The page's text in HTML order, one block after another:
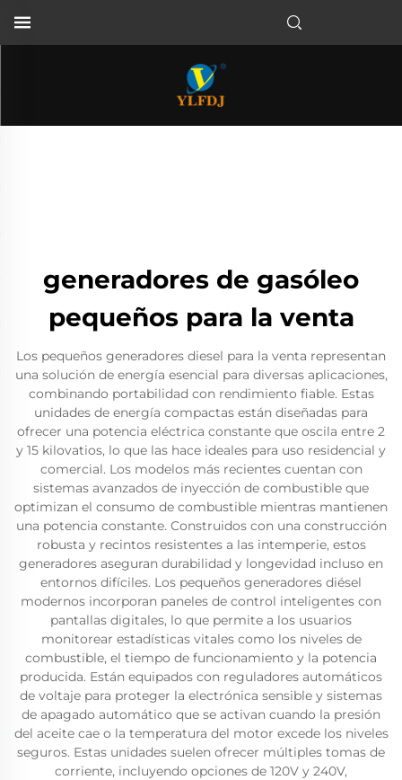
generadores de gasóleo
pequeños para la venta
Los pequeños generadores diesel para la venta representan
una solución de energía esencial para diversas aplicaciones,
combinando portabilidad con rendimiento fiable. Estas
unidades de energía compactas están diseñadas para
ofrecer una potencia eléctrica constante que oscila entre 2
y 15 kilovatios, lo que las hace ideales para uso residencial y
comercial. Los modelos más recientes cuentan con
sistemas avanzados de inyección de combustible que
optimizan el consumo de combustible mientras mantienen
una potencia constante. Construidos con una construcción
robusta y recintos resistentes a las intemperie, estos
generadores aseguran durabilidad y longevidad incluso en
entornos difíciles. Los pequeños generadores diésel
modernos incorporan paneles de control inteligentes con
pantallas digitales, lo que permite a los usuarios
monitorear estadísticas vitales como los niveles de
combustible, el tiempo de funcionamiento y la potencia
producida. Están equipados con reguladores automáticos
de voltaje para proteger la electrónica sensible y sistemas
de apagado automático que se activan cuando la presión
del aceite cae o la temperatura del motor excede los niveles
seguros. Estas unidades suelen ofrecer múltiples tomas de
corriente, incluyendo opciones de 120V y 240V,